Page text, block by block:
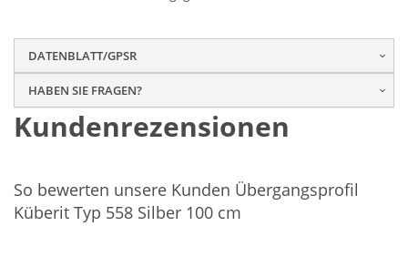
DATENBLATT/GPSR
HABEN SIE FRAGEN?
Kundenrezensionen
So bewerten unsere Kunden Übergangsprofil
Küberit Typ 558 Silber 100 cm